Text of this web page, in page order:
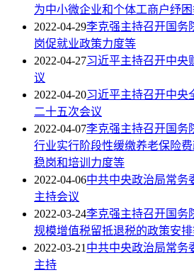
为中小微企业和个体工商户纾
2022-04-29李克强主持召开国务
岗促就业政策力度等
2022-04-27习近平主持召开中央
议
2022-04-20习近平主持召开中央
二十五次会议
2022-04-07李克强主持召开国务
行业实行阶段性缓缴养老保险
稳岗和培训力度等
2022-04-06中共中央政治局常务
主持会议
2022-03-24李克强主持召开国务
规模增值税留抵退税的政策安
2022-03-21中共中央政治局常务
主持